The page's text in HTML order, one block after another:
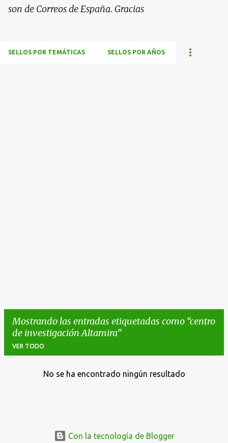
son de Correos de España. Gracias
SELLOS POR TEMÁTICAS SELLOS POR AÑOS
Mostrando las entradas etiquetadas como centro
de investigación Altamira
VER TODO
No se ha encontrado ningún resultado
Con la tecnología de Blogger